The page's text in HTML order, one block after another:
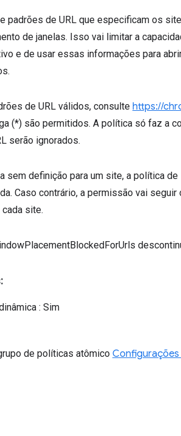
padrões de URL que especificam os
de janelas. Isso vai limitar a
e de usar essas informações para
de URL válidos, consulte https://
(*) são permitidos. A política só faz a
serão ignorados.
sem definição para um site, a política
Caso contrário, a permissão vai
site.
: Sim
de políticas atômico Configurações